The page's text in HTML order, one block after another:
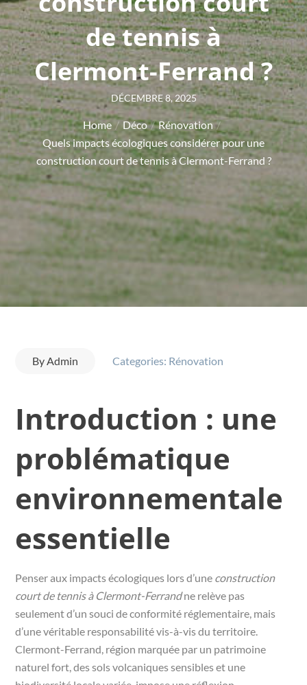
de tennis à
Clermont-Ferrand ?
Posted
on
DÉCEMBRE 8, 2025
Home Déco
Rénovation
Quels impacts écologiques considérer pour une
construction court de tennis à Clermont-Ferrand ?
ByAdmin Categories: Rénovation
Introduction : une
problématique
environnementale
essentielle
Penser aux impacts écologiques lors d’une construction
court de tennis à Clermont-Ferrandne relève pas
seulement d’un souci de conformité réglementaire, mais
d’une véritable responsabilité vis-à-vis du territoire.
Clermont-Ferrand, région marquée par un patrimoine
naturel fort, des sols volcaniques sensibles et une